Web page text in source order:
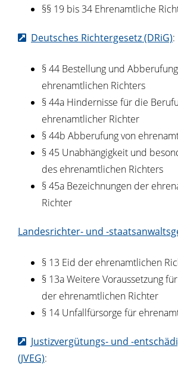
§§ 19 bis 34 Ehrenamtliche
Deutsches Richtergesetz (DRiG):
§ 44 Bestellung und
ehrenamtlichen Richters
§ 44a Hindernisse für die
ehrenamtlicher Richter
§ 44b Abberufung von
§ 45 Unabhängigkeit und
des ehrenamtlichen Richters
§ 45a Bezeichnungen der
Richter
Landesrichter- und -
§ 13 Eid der ehrenamtlichen
§ 13a Weitere Voraussetzung
der ehrenamtlichen Richter
§ 14 Unfallfürsorge für
Justizvergütungs- und -
(JVEG):